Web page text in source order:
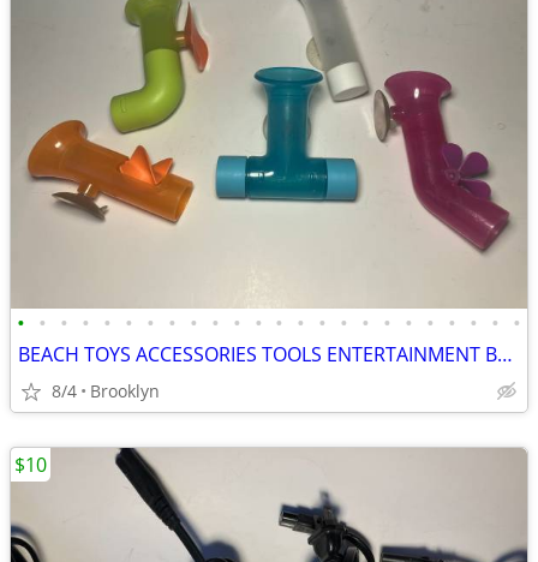
• • • • • • • • • • • • • • • • • • • • • • • •
BEACH TOYS ACCESSORIES TOOLS ENTERTAINMENT BREAKAWAY KIDS OUTDOOR FUN
8/4 Brooklyn
$10